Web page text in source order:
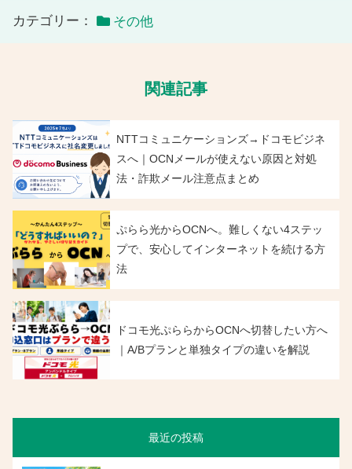
カテゴリー： その他
関連記事
NTTコミュニケーションズ→ドコモビジネ
スへ｜OCNメールが使えない原因と対処
法・詐欺メール注意点まとめ
ぷらら光からOCNへ。難しくない4ステッ
プで、安心してインターネットを続ける方
法
ドコモ光ぷららからOCNへ切替したい方へ
｜A/Bプランと単独タイプの違いを解説
最近の投稿